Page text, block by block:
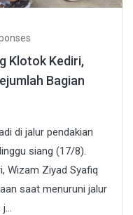
Klotok Kediri,
Bagian
di jalur pendakian
siang (17/8).
Wizam Ziyad Syafiq
saat menuruni jalur